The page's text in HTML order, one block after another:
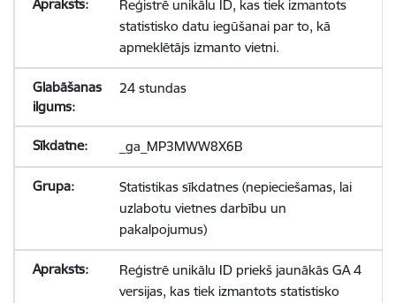
Reģistrē unikālu ID, kas tiek izmantots
statistisko datu iegūšanai par to, kā
apmeklētājs izmanto vietni.
24 stundas
_ga_MP3MWW8X6B
Statistikas sīkdatnes (nepieciešamas, lai
uzlabotu vietnes darbību un
pakalpojumus)
Reģistrē unikālu ID priekš jaunākās GA 4
versijas, kas tiek izmantots statistisko